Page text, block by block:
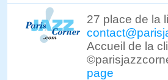
27 place de la
Accueil de la
page